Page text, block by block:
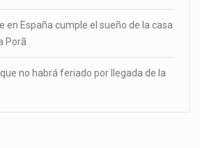
en España cumple el sueño de la casa
Porã
no habrá feriado por llegada de la